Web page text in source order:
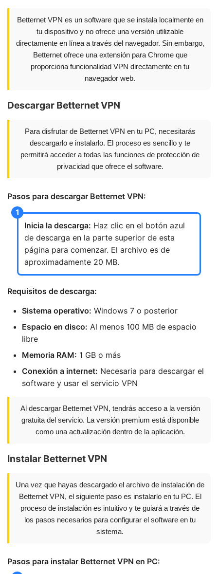
Betternet VPN es un software que se instala localmente en
tu dispositivo y no ofrece una versión utilizable
directamente en línea a través del navegador. Sin embargo,
Betternet ofrece una extensión para Chrome que
proporciona funcionalidad VPN directamente en tu
navegador web.
Descargar Betternet VPN
Para disfrutar de Betternet VPN en tu PC, necesitarás
descargarlo e instalarlo. El proceso es sencillo y te
permitirá acceder a todas las funciones de protección de
privacidad que ofrece el software.
Pasos para descargar Betternet VPN:
Inicia la descarga: Haz clic en el botón azul
de descarga en la parte superior de esta
página para comenzar. El archivo es de
aproximadamente 20 MB.
Requisitos de descarga:
Sistema operativo: Windows 7 o posterior
Espacio en disco: Al menos 100 MB de espacio
libre
Memoria RAM: 1 GB o más
Conexión a internet: Necesaria para descargar el
software y usar el servicio VPN
Al descargar Betternet VPN, tendrás acceso a la versión
gratuita del servicio. La versión premium está disponible
como una actualización dentro de la aplicación.
Instalar Betternet VPN
Una vez que hayas descargado el archivo de instalación de
Betternet VPN, el siguiente paso es instalarlo en tu PC. El
proceso de instalación es intuitivo y te guiará a través de
los pasos necesarios para configurar el software en tu
sistema.
Pasos para instalar Betternet VPN en PC: